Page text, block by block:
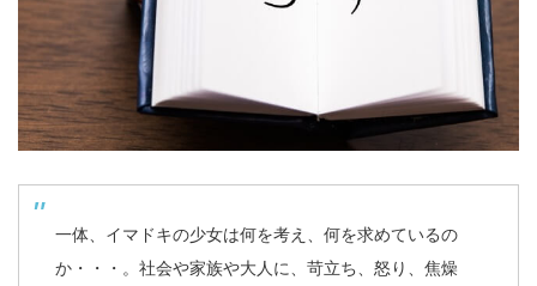
一体、イマドキの少女は何を考え、何を求めているの
か・・・。社会や家族や大人に、苛立ち、怒り、焦燥